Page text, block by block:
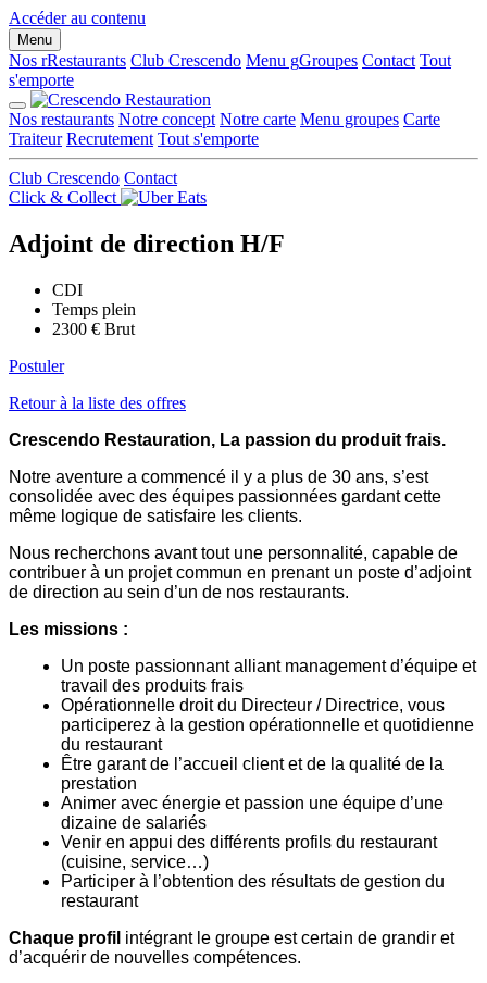
Accéder au contenu
Menu
Nos rRestaurants Club Crescendo Menu gGroupes Contact Tout
s'emporte
Nos restaurants Notre concept Notre carte Menu groupes Carte
Traiteur Recrutement Tout s'emporte
Club Crescendo Contact
Click & Collect
Adjoint de direction H/F
CDI
Temps plein
2300 € Brut
Postuler
Retour à la liste des offres
Crescendo Restauration, La passion du produit frais.
Notre aventure a commencé il y a plus de 30 ans, s’est
consolidée avec des équipes passionnées gardant cette
même logique de satisfaire les clients.
Nous recherchons avant tout une personnalité, capable de
contribuer à un projet commun en prenant un poste d’adjoint
de direction au sein d’un de nos restaurants.
Les missions :
Un poste passionnant alliant management d’équipe et
travail des produits frais
Opérationnelle droit du Directeur / Directrice, vous
participerez à la gestion opérationnelle et quotidienne
du restaurant
Être garant de l’accueil client et de la qualité de la
prestation
Animer avec énergie et passion une équipe d’une
dizaine de salariés
Venir en appui des différents profils du restaurant
(cuisine, service…)
Participer à l’obtention des résultats de gestion du
restaurant
Chaque profil intégrant le groupe est certain de grandir et
d’acquérir de nouvelles compétences.
Panneau de gestion des cookies